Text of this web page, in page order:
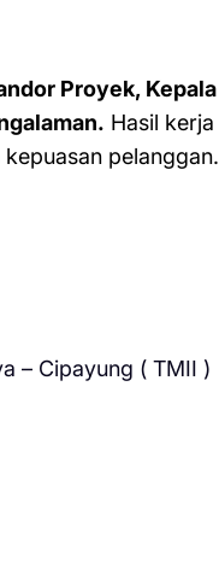
Proyek, Kepala
Hasil kerja
pelanggan.
– Cipayung ( TMII )